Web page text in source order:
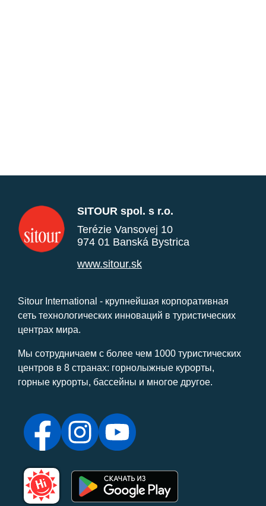
SITOUR spol. s r.o.
Terézie Vansovej 10
974 01 Banská Bystrica
www.sitour.sk
Sitour International - крупнейшая корпоративная
сеть технологических инноваций в туристических
центрах мира.
Мы сотрудничаем с более чем 1000 туристических
центров в 8 странах: горнолыжные курорты,
горные курорты, бассейны и многое другое.